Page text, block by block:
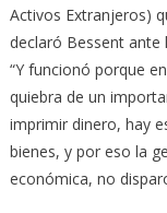
Activos Extranjeros)
declaró Bessent ante
“Y funcionó porque
quiebra de un
imprimir dinero, hay
bienes, y por eso la
económica, no